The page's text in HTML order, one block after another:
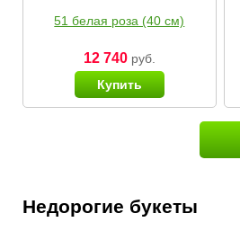
51 белая роза (40 см)
12 740руб.
Купить
Недорогие букеты